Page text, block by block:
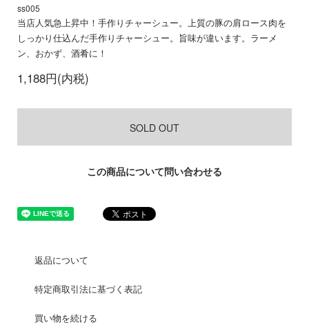
ss005
当店人気急上昇中！手作りチャーシュー。上質の豚の肩ロース肉を
しっかり仕込んだ手作りチャーシュー。旨味が違います。ラーメ
ン、おかず、酒肴に！
1,188円(内税)
SOLD OUT
この商品について問い合わせる
返品について
特定商取引法に基づく表記
買い物を続ける